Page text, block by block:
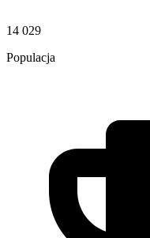
14 029
Populacja